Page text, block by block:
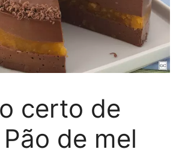
certo de
de mel